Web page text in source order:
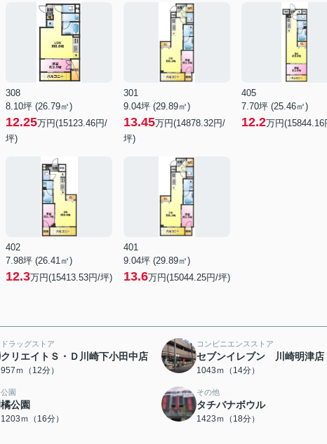
308
8.10坪 (26.79㎡)
12.25万円(15123.46円/
坪)
301
9.04坪 (29.89㎡)
13.45万円(14878.32円/
坪)
405
7.70坪 (25.46㎡)
12.2万円(15844.16
402
7.98坪 (26.41㎡)
12.3万円(15413.53円/坪)
401
9.04坪 (29.89㎡)
13.6万円(15044.25円/坪)
ドラッグストア
クリエイトＳ・Ｄ川崎下小田中店
957ｍ（12分）
コンビニエンスストア
セブンイレブン 川崎明津店
1043ｍ（14分）
公園
橘公園
1203ｍ（16分）
その他
タチバナボウル
1423ｍ（18分）